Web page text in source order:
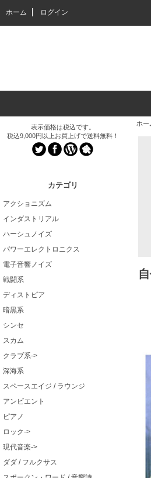
ホーム ログイン
表示価格は税込です。
税込9,000円以上お買上げで送料無料！
カテゴリ
アクショニズム
インダストリアル
ハーシュノイズ
パワーエレクトロニクス
電子音響ノイズ
戦闘系
ディストピア
暗黒系
シンセ
スカム
クラブ系->
深海系
スペースエイジ / ラウンジ
アンビエント
ピアノ
ロック->
現代音楽->
ダダ / フルクサス
ホー